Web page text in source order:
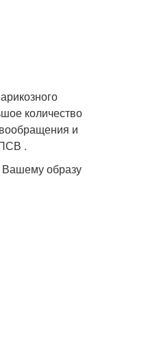
количество
и
.
Вашему образу